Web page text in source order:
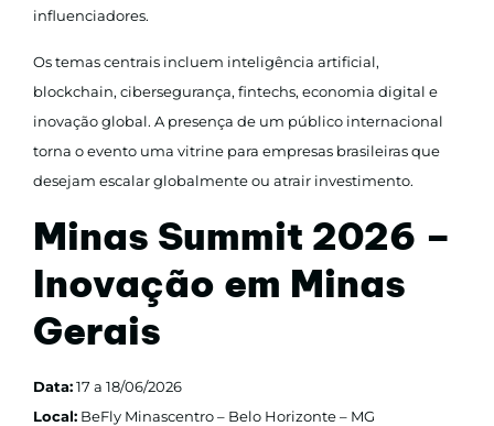
influenciadores.
Os temas centrais incluem inteligência artificial,
blockchain, cibersegurança, fintechs, economia digital e
inovação global. A presença de um público internacional
torna o evento uma vitrine para empresas brasileiras que
desejam escalar globalmente ou atrair investimento.
Minas Summit 2026 –
Inovação em Minas
Gerais
Data:17 a 18/06/2026
Local: BeFly Minascentro – Belo Horizonte – MG